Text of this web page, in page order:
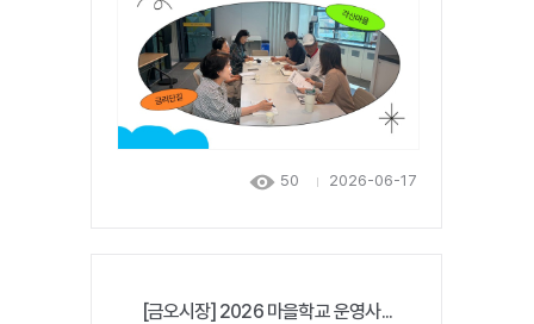
50 2026-06-17
[금오시장] 2026 마을학교 운영사...